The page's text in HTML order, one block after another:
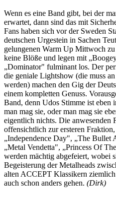
Wenn es eine Band gibt, bei der
erwartet, dann sind das mit
Fans haben sich vor der Sweden
deutschen Urgestein in Sachen
gelungenen Warm Up Mittwoch
keine Blöße und legen mit
„Dominator" fulminant los. Der
die geniale Lightshow (die muss
werden) machen den Gig der
einem kompletten Genuss.
Band, denn Udos Stimme ist eben
man mag sie, oder man mag sie
eigentlich nichts. Die anwesenden
offensichtlich zur ersteren
„Independence Day", „The
„Metal Vendetta", „Princess Of
werden mächtig abgefeiert, wobei
Begeisterung der Metalheads
alten ACCEPT Klassikern
auch schon anders gehen. (Dirk)